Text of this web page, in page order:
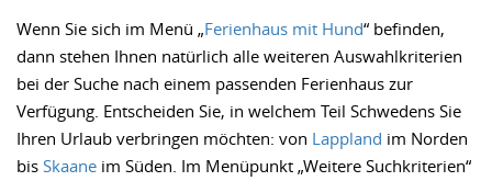
Wenn Sie sich im Menü „Ferienhaus mit Hund“ befinden,
dann stehen Ihnen natürlich alle weiteren Auswahlkriterien
bei der Suche nach einem passenden Ferienhaus zur
Verfügung. Entscheiden Sie, in welchem Teil Schwedens Sie
Ihren Urlaub verbringen möchten: von Lappland im Norden
bis Skaane im Süden. Im Menüpunkt „Weitere Suchkriterien“